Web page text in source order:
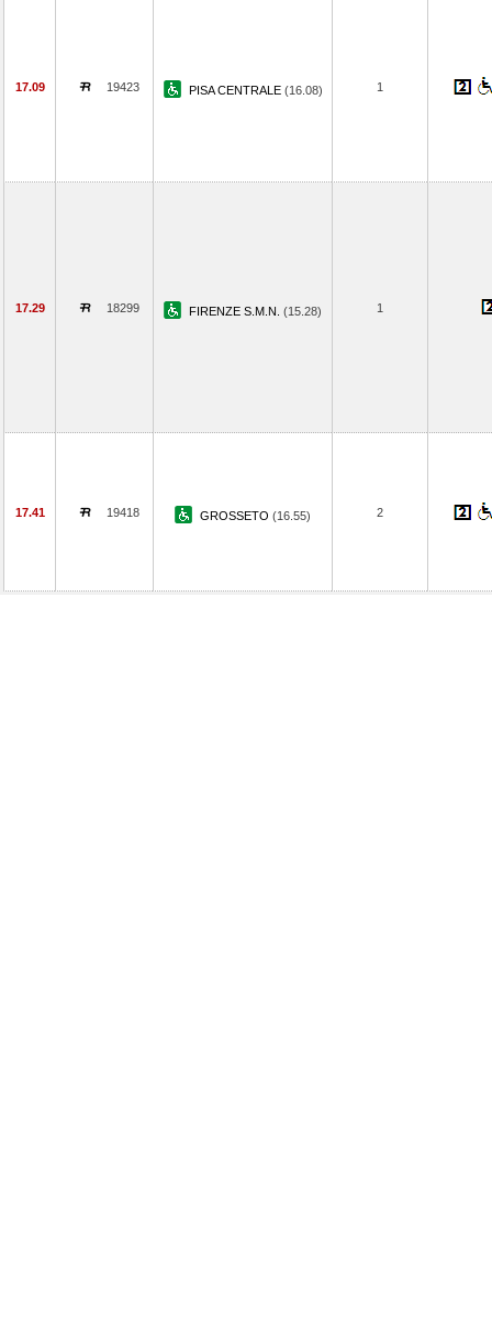
17.09 19423 PISA CENTRALE (16.08) 1
17.29 18299 FIRENZE S.M.N. (15.28) 1
17.41 19418 GROSSETO (16.55) 2